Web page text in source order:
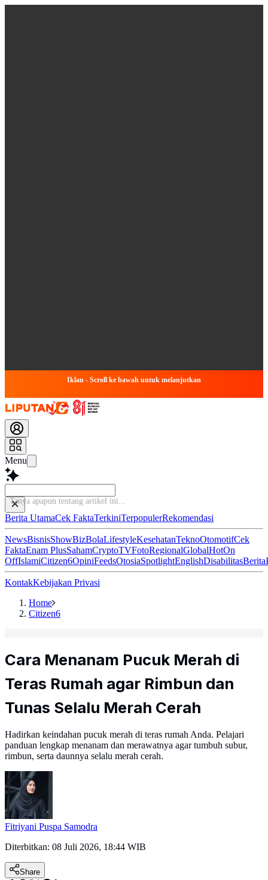
Iklan - Scroll ke bawah untuk melanjutkan
Menu
B
Berita UtamaCek FaktaTerkiniTerpopulerRekomendasi
NewsBisnisShowBizBolaLifestyleKesehatanTeknoOtomotifCek
FaktaEnam PlusSahamCryptoTVFotoRegionalGlobalHotOn
OffIslamiCitizen6OpiniFeedsOtosiaSpotlightEnglishDisabilitasBerita
KontakKebijakan Privasi
Home
Citizen6
Cara Menanam Pucuk Merah di
Teras Rumah agar Rimbun dan
Tunas Selalu Merah Cerah
Hadirkan keindahan pucuk merah di teras rumah Anda. Pelajari
panduan lengkap menanam dan merawatnya agar tumbuh subur,
rimbun, serta daunnya selalu merah cerah.
Fitriyani Puspa Samodra
Diterbitkan: 08 Juli 2026, 18:44 WIB
Share